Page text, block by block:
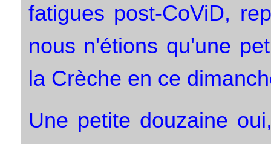
fatigues post-CoViD,
nous n'étions qu'une
la Crèche en ce
Une petite douzaine